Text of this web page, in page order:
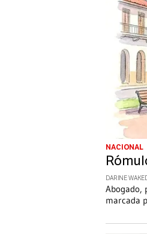
NACIONAL
DARINE
Abogado,
marcada